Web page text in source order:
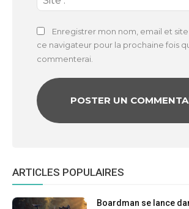
Enregistrer mon nom, email et
ce navigateur pour la prochaine fois
commenterai.
ARTICLES POPULAIRES
Boardman se lance